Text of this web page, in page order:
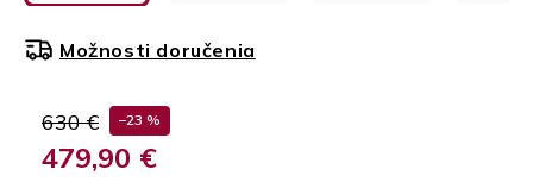
630 € –23 %
479,90 €
Možnosti doručenia